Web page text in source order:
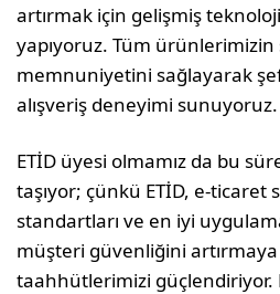
artırmak için gelişmiş
yapıyoruz. Tüm ürünlerimizin
memnuniyetini sağlayarak
alışveriş deneyimi sunuyoruz.
ETİD üyesi olmamız da bu
taşıyor; çünkü ETİD, e-
standartları ve en iyi
müşteri güvenliğini
taahhütlerimizi güçlendiriyor.